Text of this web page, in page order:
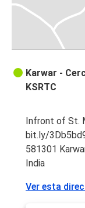
Karwar -
KSRTC
Infront of St.
bit.ly/
581301
India
Ver esta